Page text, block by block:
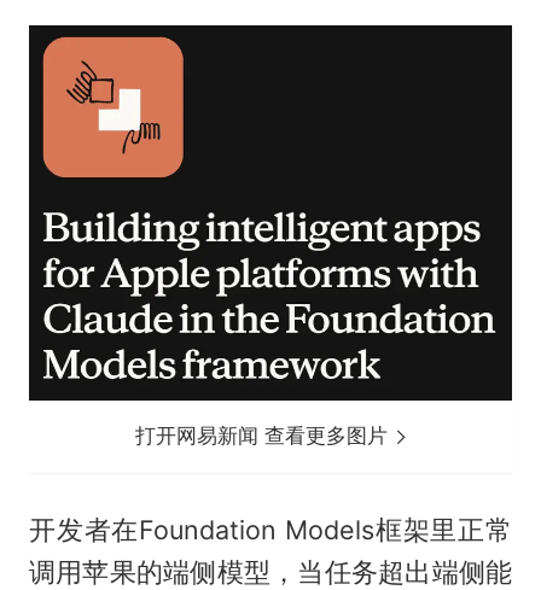
打开网易新闻 查看更多图片
开发者在Foundation Models框架里正常
调用苹果的端侧模型，当任务超出端侧能